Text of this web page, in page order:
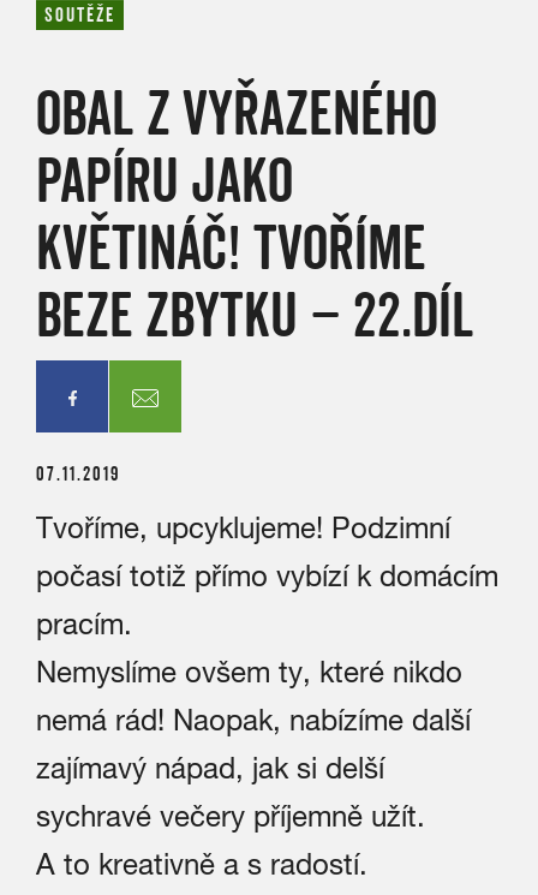
SOUTĚŽE
OBAL Z VYŘAZENÉHO
PAPÍRU JAKO
KVĚTINÁČ! TVOŘÍME
BEZE ZBYTKU – 22.DÍL
07.11.2019
Tvoříme, upcyklujeme! Podzimní
počasí totiž přímo vybízí k domácím
pracím.
Nemyslíme ovšem ty, které nikdo
nemá rád! Naopak, nabízíme další
zajímavý nápad, jak si delší
sychravé večery příjemně užít.
A to kreativně a s radostí.